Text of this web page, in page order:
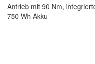
Antrieb mit 90 Nm,
750 Wh Akku